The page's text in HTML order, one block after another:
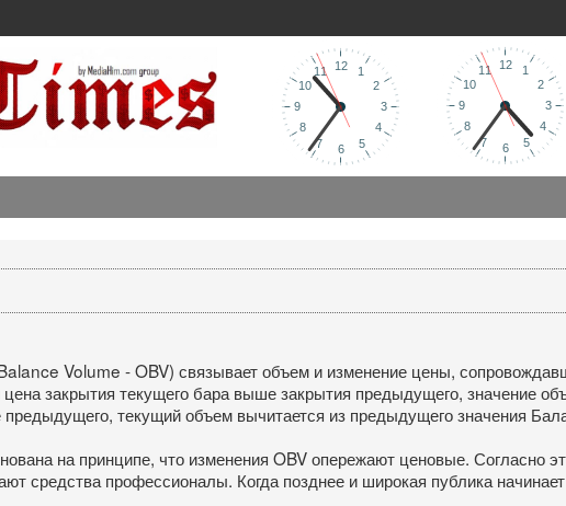
Volume - OBV) связывает объем и изменение цены,
закрытия текущего бара выше закрытия предыдущего, значение
текущий объем вычитается из предыдущего значения
на принципе, что изменения OBV опережают ценовые. Согласно
средства профессионалы. Когда позднее и широкая публика